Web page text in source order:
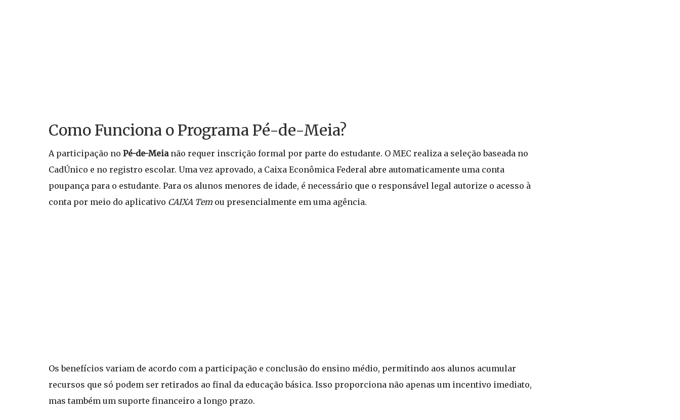
Como Funciona o Programa Pé-de-Meia?
A participação no Pé-de-Meianão requer inscrição formal por parte do estudante. O MEC realiza a seleção baseada no
CadÚnico e no registro escolar. Uma vez aprovado, a Caixa Econômica Federal abre automaticamente uma conta
poupança para o estudante. Para os alunos menores de idade, é necessário que o responsável legal autorize o acesso à
conta por meio do aplicativo CAIXA Tem ou presencialmente em uma agência.
Os benefícios variam de acordo com a participação e conclusão do ensino médio, permitindo aos alunos acumular
recursos que só podem ser retirados ao final da educação básica. Isso proporciona não apenas um incentivo imediato,
mas também um suporte financeiro a longo prazo.